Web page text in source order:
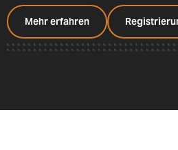
Mehr erfahren